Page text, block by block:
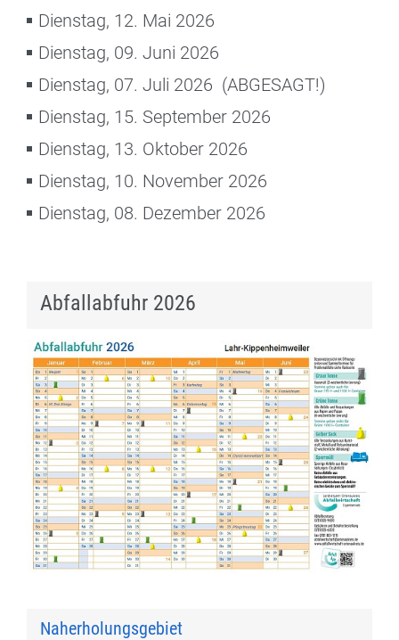
Dienstag, 12. Mai 2026
Dienstag, 09. Juni 2026
Dienstag, 07. Juli 2026 (ABGESAGT!)
Dienstag, 15. September 2026
Dienstag, 13. Oktober 2026
Dienstag, 10. November 2026
Dienstag, 08. Dezember 2026
Abfallabfuhr 2026
Naherholungsgebiet